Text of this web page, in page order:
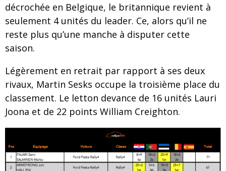
décrochée en Belgique, le britannique revient à
seulement 4 unités du leader. Ce, alors qu’il ne
reste plus qu’une manche à disputer cette
saison.
Légèrement en retrait par rapport à ses deux
rivaux, Martin Sesks occupe la troisième place du
classement. Le letton devance de 16 unités Lauri
Joona et de 22 points William Creighton.